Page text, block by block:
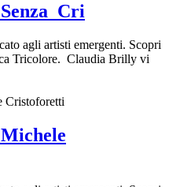
agli artisti emergenti. Scopri
Tricolore. Claudia Brilly vi